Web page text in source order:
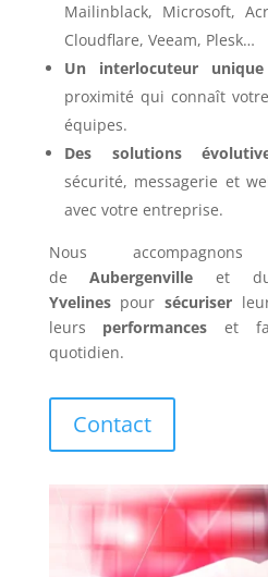
Mailinblack, Microsoft,
Cloudflare, Veeam, Plesk…
Un interlocuteur unique
proximité qui connaît
équipes.
Des solutions
sécurité, messagerie et
avec votre entreprise.
Nous
deAubergenville et du
Yvelinespoursécuriser
leurs performances et
quotidien.
Contact